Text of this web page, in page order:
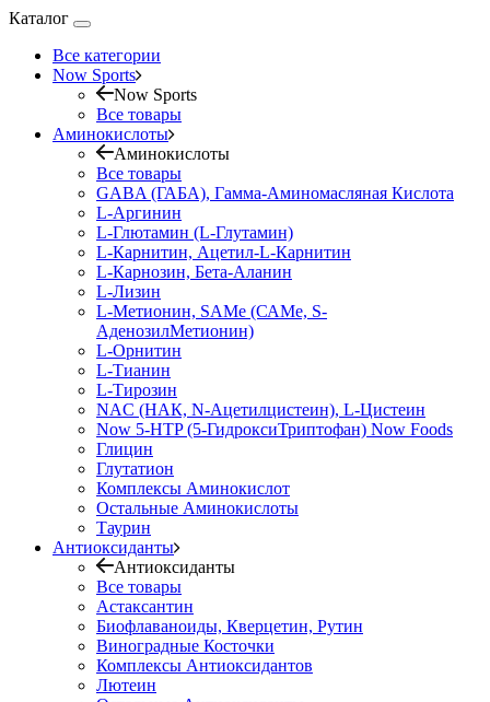
Каталог
Все категории
Now Sports
Now Sports
Все товары
Аминокислоты
Аминокислоты
Все товары
GABA (ГАБА), Гамма-Аминомасляная Кислота
L-Аргинин
L-Глютамин (L-Глутамин)
L-Карнитин, Ацетил-L-Карнитин
L-Карнозин, Бета-Аланин
L-Лизин
L-Метионин, SAMe (САМе, S-
АденозилМетионин)
L-Орнитин
L-Тианин
L-Тирозин
NAC (НАК, N-Ацетилцистеин), L-Цистеин
Now 5-HTP (5-ГидроксиТриптофан) Now Foods
Глицин
Глутатион
Комплексы Аминокислот
Остальные Аминокислоты
Таурин
Антиоксиданты
Антиоксиданты
Все товары
Астаксантин
Биофлаваноиды, Кверцетин, Рутин
Виноградные Косточки
Комплексы Антиоксидантов
Лютеин